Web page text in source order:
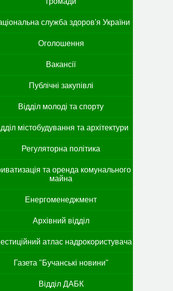
служба здоров'я України
Оголошення
Вакансії
Публічні закупівлі
Відділ молоді та спорту
містобудування та архітектури
Регуляторна політика
та оренда комунального
майна
Енергоменеджмент
Архівний відділ
атлас надрокористувача
Газета "Бучанські новини"
Відділ ДАБК